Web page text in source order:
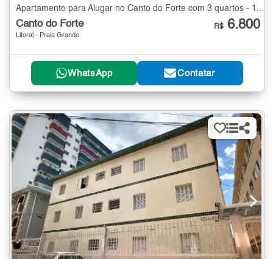
Apartamento para Alugar no Canto do Forte com 3 quartos - 110 m²
Canto do Forte
Litoral - Praia Grande
R$ 6.800
WhatsApp Contatar